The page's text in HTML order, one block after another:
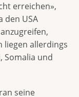
erreichen»,
den USA
liegen allerdings
Somalia und
seine